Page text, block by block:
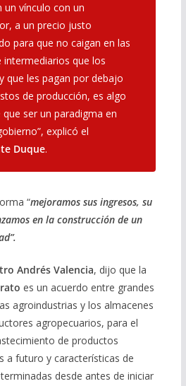
un vínculo con un
a un precio justo
para que no caigan en las
intermediarios que los
que les pagan por debajo
de producción, es algo
que ser un paradigma en
explicó el
Duque.
“mejoramos sus ingresos, su
en la construcción de un
Andrés Valencia, dijo que la
es un acuerdo entre grandes
agroindustrias y los almacenes
agropecuarios, para el
de productos
a futuro y características de
desde antes de iniciar